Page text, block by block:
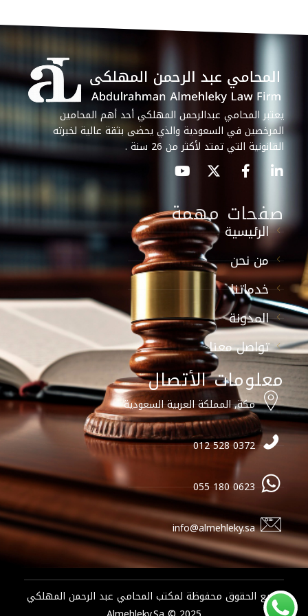
يعتبر المحامي عبدالرحمن المهلكي أحد أهم المحامين
المرخصين في السعودية والذي يحضى بثقة عالية لخبرته
القانونية التي تمتد لأكثر من 26 سنة .
صفحات مهمة
الرئيسية
من نحن
خدماتنا
المدونة
تواصل معنا
معلومات الأتصال
مكة, المملكة العربية السعودية
0372 528 012
0623 180 055
info@almehleky.sa
جميع الحقوق محفوظة لمكتب المحامي عبد الرحمن المهلكي